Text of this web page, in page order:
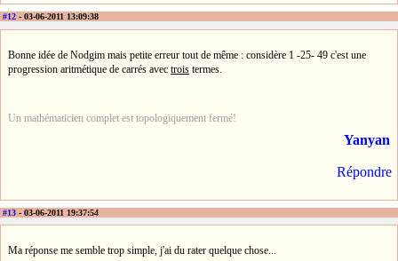
#12 - 03-06-2011 13:09:38
Bonne idée de Nodgim mais petite erreur tout de même : considère 1 -25- 49 c'est une
progression aritmétique de carrés avec trois termes.
Un mathématicien complet est topologiquement fermé!
Yanyan
Répondre
#13 - 03-06-2011 19:37:54
Ma réponse me semble trop simple, j'ai du rater quelque chose...